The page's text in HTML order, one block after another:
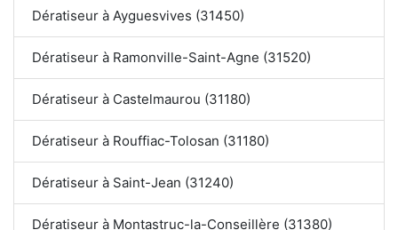
Dératiseur à Ayguesvives (31450)
Dératiseur à Ramonville-Saint-Agne (31520)
Dératiseur à Castelmaurou (31180)
Dératiseur à Rouffiac-Tolosan (31180)
Dératiseur à Saint-Jean (31240)
Dératiseur à Montastruc-la-Conseillère (31380)